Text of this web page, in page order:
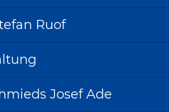
(Gefache)
Ruof
Josef Ade